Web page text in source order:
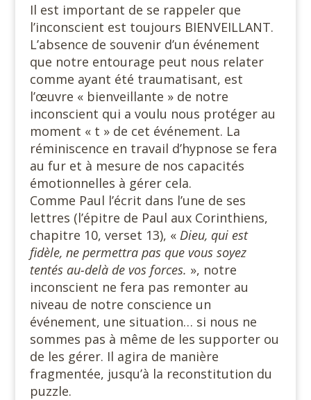
Il est important de se rappeler que
l’inconscient est toujours BIENVEILLANT.
L’absence de souvenir d’un événement
que notre entourage peut nous relater
comme ayant été traumatisant, est
l’œuvre « bienveillante » de notre
inconscient qui a voulu nous protéger au
moment « t » de cet événement. La
réminiscence en travail d’hypnose se fera
au fur et à mesure de nos capacités
émotionnelles à gérer cela.
Comme Paul l’écrit dans l’une de ses
lettres (l’épitre de Paul aux Corinthiens,
chapitre 10, verset 13), « Dieu, qui est
fidèle, ne permettra pas que vous soyez
tentés au-delà de vos forces. », notre
inconscient ne fera pas remonter au
niveau de notre conscience un
événement, une situation… si nous ne
sommes pas à même de les supporter ou
de les gérer. Il agira de manière
fragmentée, jusqu’à la reconstitution du
puzzle.